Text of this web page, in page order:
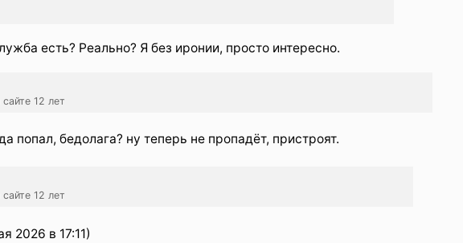
есть? Реально? Я без иронии, просто интересно.
12 лет
попал, бедолага? ну теперь не пропадëт, пристроят.
12 лет
2026 в 17:11)